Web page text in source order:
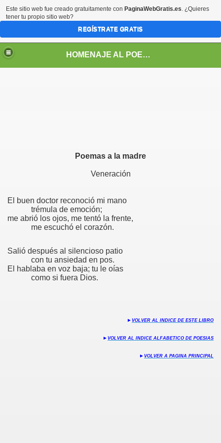
HOMENAJE AL POETA ARGENTINO JOSE PEDRONI
Poemas a la madre
Veneración
El buen doctor reconoció mi mano
trémula de emoción;
me abrió los ojos, me tentó la frente,
me escuchó el corazón.
Salió después al silencioso patio
con tu ansiedad en pos.
El hablaba en voz baja; tu le oías
como si fuera Dios.
► VOLVER AL INDICE DE ESTE LIBRO
► VOLVER AL INDICE ALFABETICO DE POESIAS
► VOLVER A PAGINA PRINCIPAL
DE JOSE PEDRONI
Este sitio web fue creado gratuitamente con PaginaWebGratis.es. ¿Quieres
tener tu propio sitio web?
REGÍSTRATE GRATIS